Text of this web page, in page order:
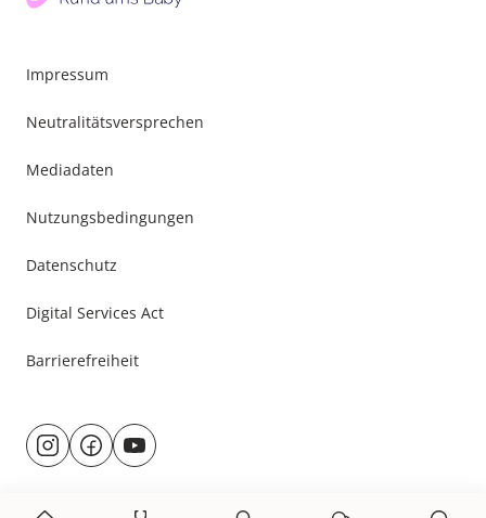
Impressum
Neutralitätsversprechen
Mediadaten
Nutzungsbedingungen
Datenschutz
Digital Services Act
Barrierefreiheit
Besuche
uns@rund.ums.baby
facebook.com/rundumsbaby.de
youtube.com/@rundumsbaby_